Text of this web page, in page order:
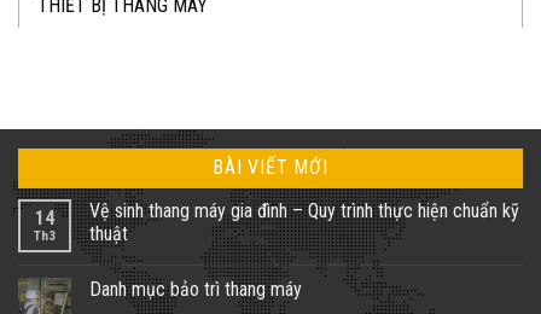
THIẾT BỊ THANG MÁY
BÀI VIẾT MỚI
14
Th3
Vệ sinh thang máy gia đình – Quy trình thực hiện chuẩn kỹ
thuật
Danh mục bảo trì thang máy